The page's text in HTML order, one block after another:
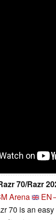
70/Razr
Arena
70 is an